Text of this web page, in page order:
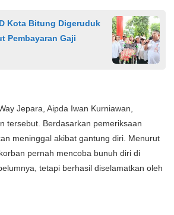
Kota Bitung Digeruduk
Pembayaran Gaji
Jepara, Aipda Iwan Kurniawan,
tersebut. Berdasarkan pemeriksaan
meninggal akibat gantung diri. Menurut
pernah mencoba bunuh diri di
tetapi berhasil diselamatkan oleh